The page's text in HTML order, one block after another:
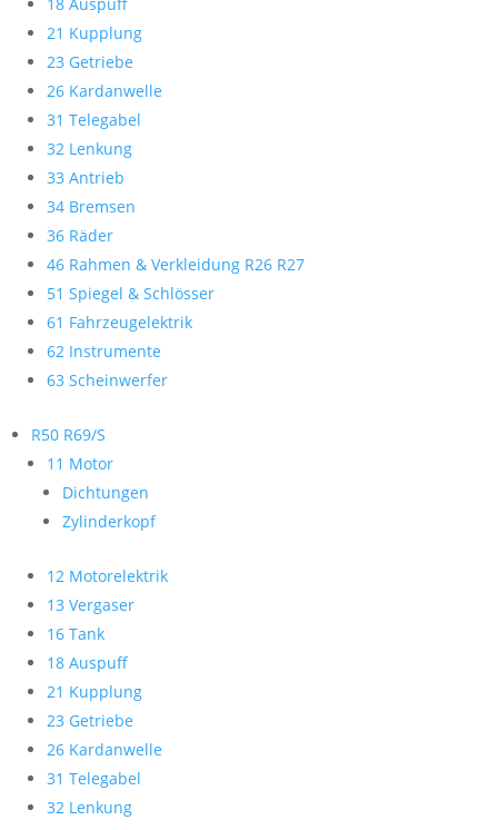
21 Kupplung
23 Getriebe
26 Kardanwelle
31 Telegabel
32 Lenkung
33 Antrieb
34 Bremsen
36 Räder
46 Rahmen & Verkleidung R26 R27
51 Spiegel & Schlösser
61 Fahrzeugelektrik
62 Instrumente
63 Scheinwerfer
R50 R69/S
11 Motor
Dichtungen
Zylinderkopf
12 Motorelektrik
13 Vergaser
16 Tank
18 Auspuff
21 Kupplung
23 Getriebe
26 Kardanwelle
31 Telegabel
32 Lenkung